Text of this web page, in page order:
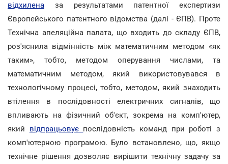
відхилена за результатами патентної експертизи
Європейського патентного відомства (далі - ЄПВ). Проте
Технічна апеляційна палата, що входить до складу ЄПВ,
роз'яснила відмінність між математичним методом «як
таким», тобто, методом оперування числами, та
математичним методом, який використовувався в
технологічному процесі, тобто, методом, який знаходить
втілення в послідовності електричних сигналів, що
впливають на фізичний об'єкт, зокрема на комп'ютер,
який відпрацьовує послідовність команд при роботі з
комп'ютерною програмою. Було встановлено, що, якщо
технічне рішення дозволяє вирішити технічну задачу за